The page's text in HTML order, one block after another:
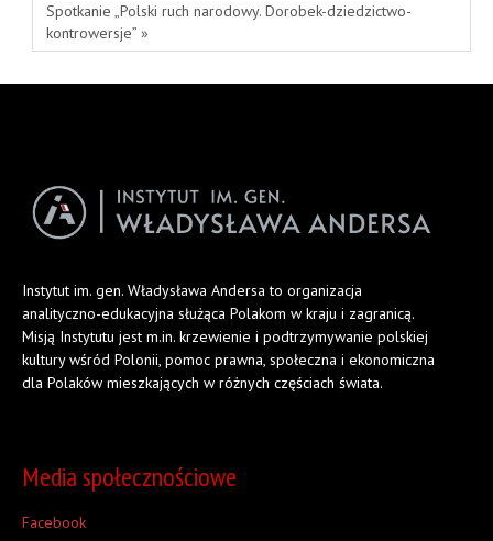
Spotkanie „Polski ruch narodowy. Dorobek-dziedzictwo-
kontrowersje” »
Instytut im. gen. Władysława Andersa to organizacja
analityczno-edukacyjna służąca Polakom w kraju i zagranicą.
Misją Instytutu jest m.in. krzewienie i podtrzymywanie polskiej
kultury wśród Polonii, pomoc prawna, społeczna i ekonomiczna
dla Polaków mieszkających w różnych częściach świata.
Media społecznościowe
Facebook